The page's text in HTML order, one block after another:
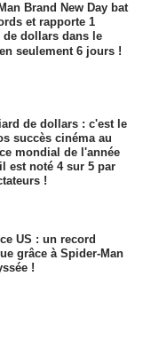
Brand New Day bat
et rapporte 1
dollars dans le
seulement 6 jours !
de dollars : c'est le
succès cinéma au
mondial de l'année
est noté 4 sur 5 par
!
US : un record
grâce à Spider-Man
!